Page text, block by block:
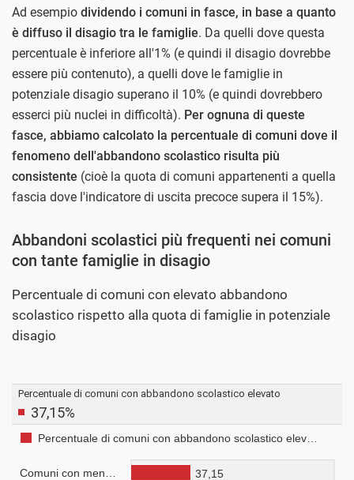
Ad esempio dividendo i comuni in fasce, in base a quanto
è diffuso il disagio tra le famiglie. Da quelli dove questa
percentuale è inferiore all'1% (e quindi il disagio dovrebbe
essere più contenuto), a quelli dove le famiglie in
potenziale disagio superano il 10% (e quindi dovrebbero
esserci più nuclei in difficoltà). Per ognuna di queste
fasce, abbiamo calcolato la percentuale di comuni dove il
fenomeno dell'abbandono scolastico risulta più
consistente (cioè la quota di comuni appartenenti a quella
fascia dove l'indicatore di uscita precoce supera il 15%).
Abbandoni scolastici più frequenti nei comuni
con tante famiglie in disagio
Percentuale di comuni con elevato abbandono
scolastico rispetto alla quota di famiglie in potenziale
disagio